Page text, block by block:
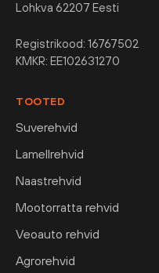
Lohkva 62207 Eesti
Registrikood: 16767502
KMKR: EE102631270
TOOTED
Suverehvid
Lamellrehvid
Naastrehvid
Mootorratta rehvid
Veoauto rehvid
Agrorehvid